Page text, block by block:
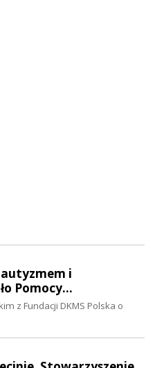
i
Pomocy…
z Fundacji DKMS Polska o